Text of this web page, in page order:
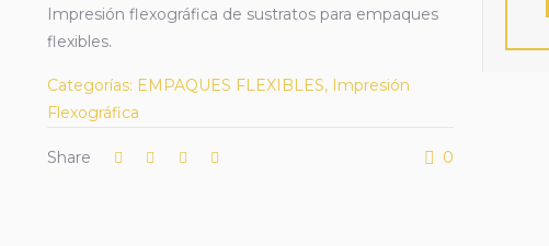
Impresión flexográfica de sustratos para empaques
flexibles.
Categorías: EMPAQUES FLEXIBLES, Impresión
Flexográfica
Share 0